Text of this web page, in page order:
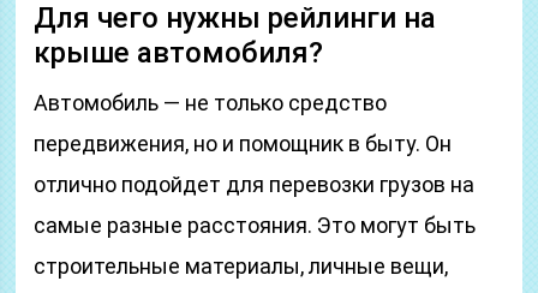
Для чего нужны рейлинги на
крыше автомобиля?
Автомобиль — не только средство
передвижения, но и помощник в быту. Он
отлично подойдет для перевозки грузов на
самые разные расстояния. Это могут быть
строительные материалы, личные вещи,